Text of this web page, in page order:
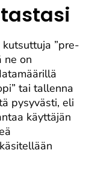
kutsuttuja ”pre-
ne on
tai tallenna
pysyvästi, eli
käyttäjän